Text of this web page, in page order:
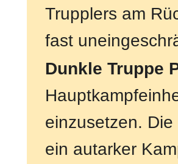
Trupplers am
fast
Dunkle Truppe
einzusetzen.
ein autarker